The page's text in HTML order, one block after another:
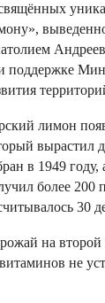
поддержке
лимон
вырастил
в 1949 году,
более 200
30
на
не